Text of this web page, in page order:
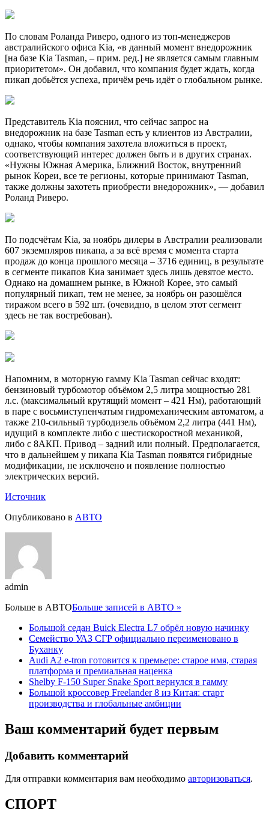
По словам Роланда Риверо, одного из топ-менеджеров
австралийского офиса Kia, «в данный момент внедорожник
[на базе Kia Tasman, – прим. ред.] не является самым главным
приоритетом». Он добавил, что компания будет ждать, когда
пикап добьётся успеха, причём речь идёт о глобальном рынке.
Представитель Kia пояснил, что сейчас запрос на
внедорожник на базе Tasman есть у клиентов из Австралии,
однако, чтобы компания захотела вложиться в проект,
соответствующий интерес должен быть и в других странах.
«Нужны Южная Америка, Ближний Восток, внутренний
рынок Кореи, все те регионы, которые принимают Tasman,
также должны захотеть приобрести внедорожник», — добавил
Роланд Риверо.
По подсчётам Kia, за ноябрь дилеры в Австралии реализовали
607 экземпляров пикапа, а за всё время с момента старта
продаж до конца прошлого месяца – 3716 единиц, в результате
в сегменте пикапов Киа занимает здесь лишь девятое место.
Однако на домашнем рынке, в Южной Корее, это самый
популярный пикап, тем не менее, за ноябрь он разошёлся
тиражом всего в 592 шт. (очевидно, в целом этот сегмент
здесь не так востребован).
Напомним, в моторную гамму Kia Tasman сейчас входят:
бензиновый турбомотор объёмом 2,5 литра мощностью 281
л.с. (максимальный крутящий момент – 421 Нм), работающий
в паре с восьмиступенчатым гидромеханическим автоматом, а
также 210-сильный турбодизель объёмом 2,2 литра (441 Нм),
идущий в комплекте либо с шестискоростной механикой,
либо с 8АКП. Привод – задний или полный. Предполагается,
что в дальнейшем у пикапа Kia Tasman появятся гибридные
модификации, не исключено и появление полностью
электрических версий.
Источник
Опубликовано в АВТО
admin
Больше в АВТОБольше записей в АВТО »
Большой седан Buick Electra L7 обрёл новую начинку
Семейство УАЗ СГР официально переименовано в
Буханку
Audi A2 e-tron готовится к премьере: старое имя, старая
платформа и премиальная наценка
Shelby F-150 Super Snake Sport вернулся в гамму
Большой кроссовер Freelander 8 из Китая: старт
производства и глобальные амбиции
Ваш комментарий будет первым
Добавить комментарий
Для отправки комментария вам необходимо авторизоваться.
СПОРТ